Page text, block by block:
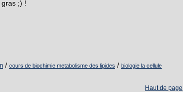
;) !
/ cours de biochimie metabolisme des lipides / biologie la cellule
Haut de page